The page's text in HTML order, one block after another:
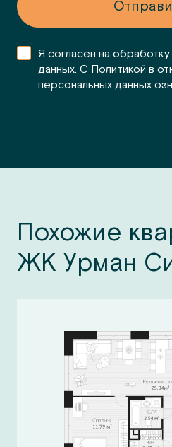
Я согласен на
данных. С Политикой в
персональных данных
Похожие
ЖК Урман